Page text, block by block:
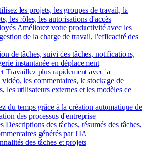
les projets, les groupes de travail, la
les rôles, les autorisations d'accès
Améliorez votre productivité avec les
de la charge de travail, l'efficacité des
de tâches, suivi des tâches, notifications,
instantanée en déplacement
Travaillez plus rapidement avec la
vidéo, les commentaires, le stockage de
les utilisateurs externes et les modèles de
du temps grâce à la création automatique de
des processus d'entreprise
Descriptions des tâches, résumés des tâches,
générés par l'IA
des tâches et projets